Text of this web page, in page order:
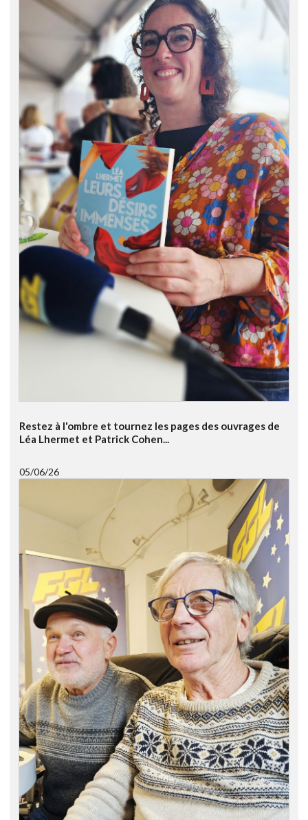
Restez à l'ombre et tournez les pages des ouvrages de
Léa Lhermet et Patrick Cohen...
05/06/26